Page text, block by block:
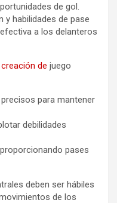
de gol.
y habilidades de pase
a los delanteros
creación de juego
para mantener
debilidades
pases
deben ser hábiles
de los